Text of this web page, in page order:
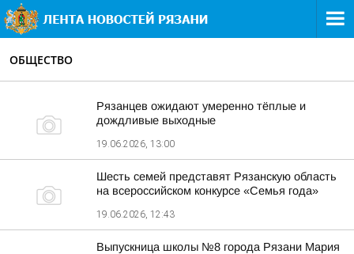
ОБЩЕСТВО
Рязанцев ожидают умеренно тёплые и
дождливые выходные
19.06.2026, 13:00
Шесть семей представят Рязанскую область
на всероссийском конкурсе «Семья года»
19.06.2026, 12:43
Выпускница школы №8 города Рязани Мария